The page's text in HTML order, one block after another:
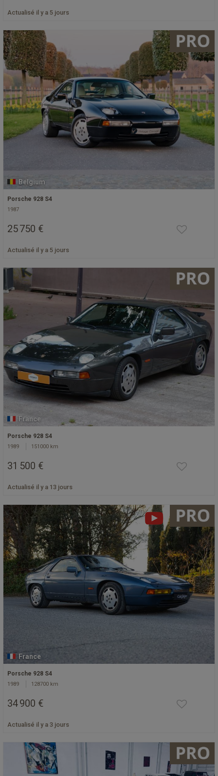
Actualisé il y a 5 jours
Belgium
Porsche 928 S4
1987
25 750 €
Actualisé il y a 5 jours
France
Porsche 928 S4
1989 151000 km
31 500 €
Actualisé il y a 13 jours
France
Porsche 928 S4
1989 128700 km
34 900 €
Actualisé il y a 3 jours